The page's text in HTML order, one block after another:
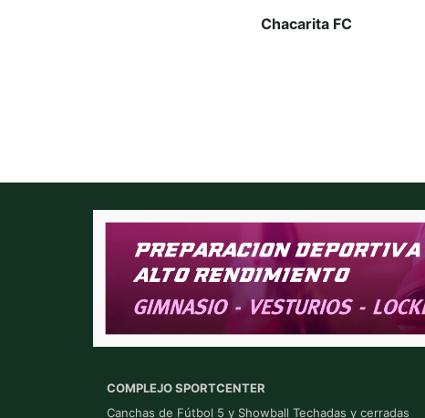
Chacarita FC
COMPLEJO SPORTCENTER
Canchas de Fútbol 5 y Showball Techadas y cerradas